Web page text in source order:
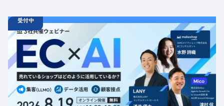
受付中
ウェビナー 08.19
11:00 - 12:00
水 11:00 - 12:00
【無料セミナー】EC × AI 売れているショップはどのよう
に活用しているか？ 「集客（LLMO）」「データ活用」
「顧客接点」
定員数：500名